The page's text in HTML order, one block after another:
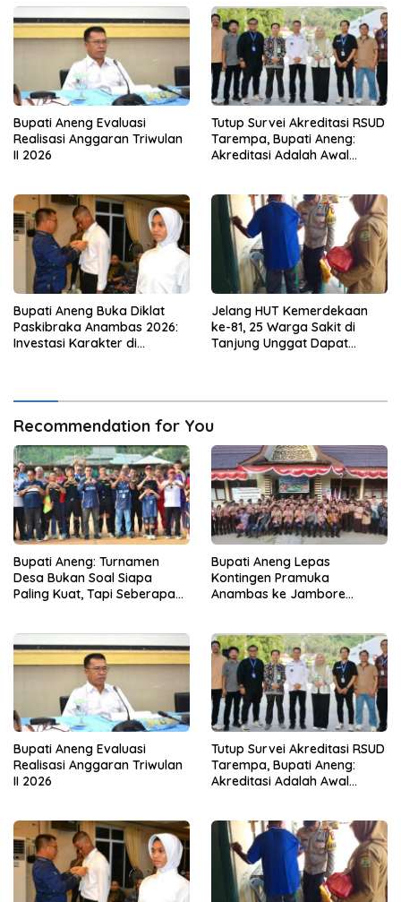
Bupati Aneng Evaluasi
Realisasi Anggaran Triwulan
II 2026
Tutup Survei Akreditasi RSUD
Tarempa, Bupati Aneng:
Akreditasi Adalah Awal
Bupati Aneng Buka Diklat
Paskibraka Anambas 2026:
Investasi Karakter di
Jelang HUT Kemerdekaan
ke-81, 25 Warga Sakit di
Tanjung Unggat Dapat
Recommendation for You
Bupati Aneng: Turnamen
Desa Bukan Soal Siapa
Paling Kuat, Tapi Seberapa
Bupati Aneng Lepas
Kontingen Pramuka
Anambas ke Jambore
Bupati Aneng Evaluasi
Realisasi Anggaran Triwulan
II 2026
Tutup Survei Akreditasi RSUD
Tarempa, Bupati Aneng:
Akreditasi Adalah Awal